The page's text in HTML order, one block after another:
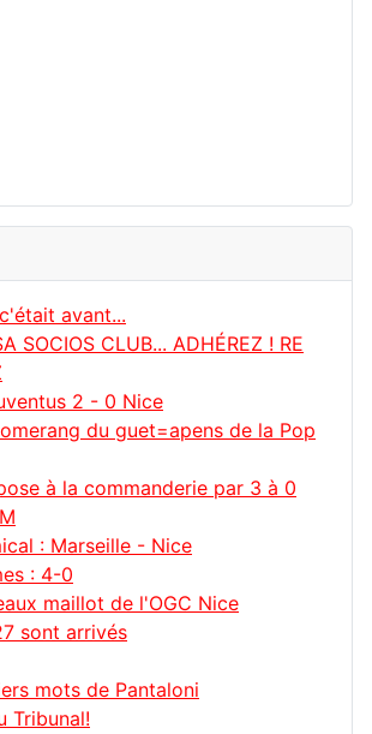
avant...
SOCIOS CLUB... ADHÉREZ ! RE
2 - 0 Nice
du guet=apens de la Pop
à la commanderie par 3 à 0
: Marseille - Nice
: 4-0
maillot de l'OGC Nice
sont arrivés
mots de Pantaloni
Tribunal!